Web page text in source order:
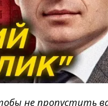
не пропустить